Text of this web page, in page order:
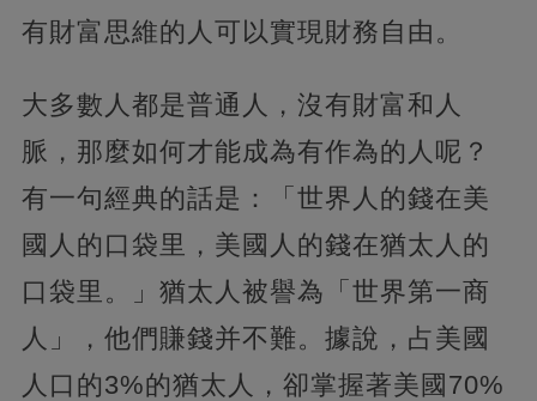
有財富思維的人可以實現財務自由。
大多數人都是普通人，沒有財富和人
脈，那麼如何才能成為有作為的人呢？
有一句經典的話是：「世界人的錢在美
國人的口袋里，美國人的錢在猶太人的
口袋里。」猶太人被譽為「世界第一商
人」，他們賺錢并不難。據說，占美國
人口的3%的猶太人，卻掌握著美國70%